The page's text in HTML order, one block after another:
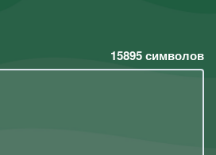
15895символов